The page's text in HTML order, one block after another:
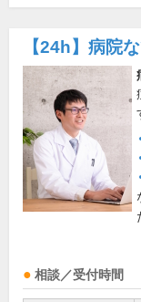
【24h】 病院
相談／受付時間